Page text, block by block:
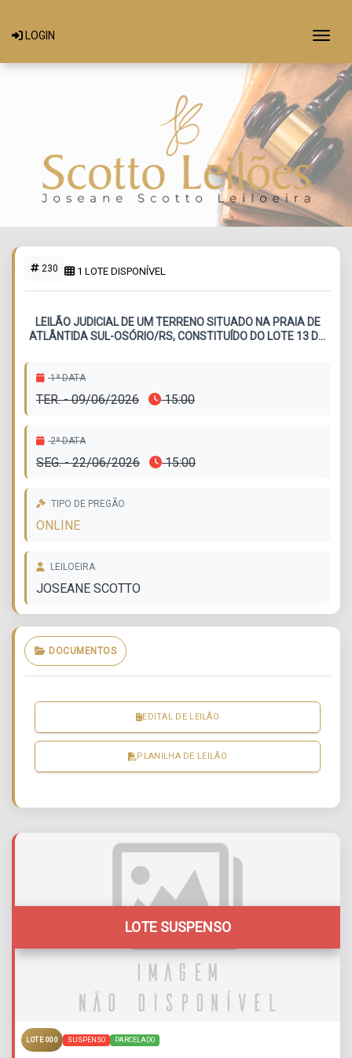
LOGIN
230 1 LOTE DISPONÍVEL
LEILÃO JUDICIAL DE UM TERRENO SITUADO NA PRAIA DE
ATLÂNTIDA SUL-OSÓRIO/RS, CONSTITUÍDO DO LOTE 13 DA
1ª DATA
TER. - 09/06/2026 15:00
2ª DATA
SEG. - 22/06/2026 15:00
TIPO DE PREGÃO
ONLINE
LEILOEIRA
JOSEANE SCOTTO
DOCUMENTOS
EDITAL DE LEILÃO
PLANILHA DE LEILÃO
LOTE SUSPENSO
LOTE 000 SUSPENSO PARCELADO